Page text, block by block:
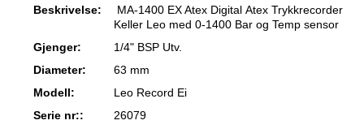
Beskrivelse:
MA-1400 EX Atex Digital Atex Trykkrecorder
Keller Leo med 0-1400 Bar og Temp sensor
Gjenger:
1/4" BSP Utv.
Diameter:
63 mm
Modell:
Leo Record Ei
Serie nr::
26079